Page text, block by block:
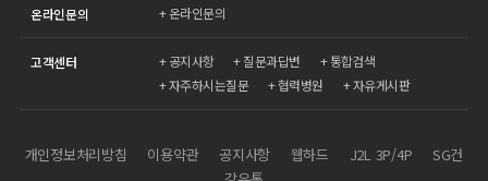
온라인문의 온라인문의
고객센터 공지사항 질문과답변
통합검색
자주하시는질문
협력병원 자유게시판
개인정보처리방침 이용약관 공지사항 웹하드 J2L 3P/4P
SG건